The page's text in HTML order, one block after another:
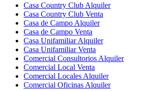
Casa Country Club Alquiler
Casa Country Club Venta
Casa de Campo Alquiler
Casa de Campo Venta
Casa Unifamiliar Alquiler
Casa Unifamiliar Venta
Comercial Consultorios Alquiler
Comercial Local Venta
Comercial Locales Alquiler
Comercial Oficinas Alquiler